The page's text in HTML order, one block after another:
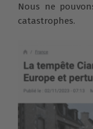
Nous ne
catastrophes.